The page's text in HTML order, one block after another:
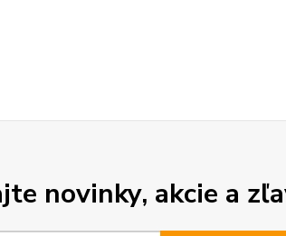
novinky, akcie a